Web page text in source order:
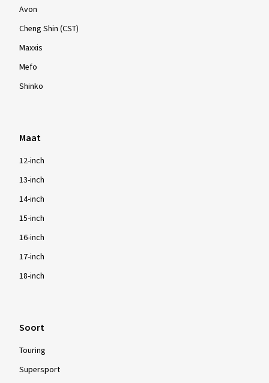
Avon
Cheng Shin (CST)
Maxxis
Mefo
Shinko
Maat
12-inch
13-inch
14-inch
15-inch
16-inch
17-inch
18-inch
Soort
Touring
Supersport